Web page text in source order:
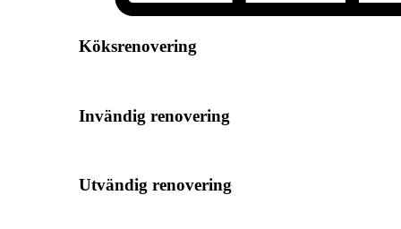
Köksrenovering
Invändig renovering
Utvändig renovering